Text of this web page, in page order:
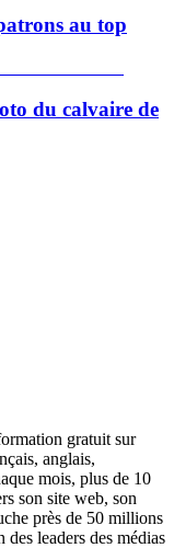
au top
du calvaire de
gratuit sur
anglais,
mois, plus de 10
son site web, son
près de 50 millions
leaders des médias